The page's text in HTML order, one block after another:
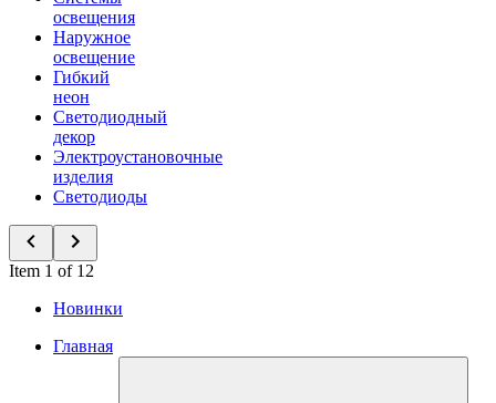
освещения
Наружное
освещение
Гибкий
неон
Светодиодный
декор
Электроустановочные
изделия
Светодиоды
Item 1 of 12
Новинки
Главная